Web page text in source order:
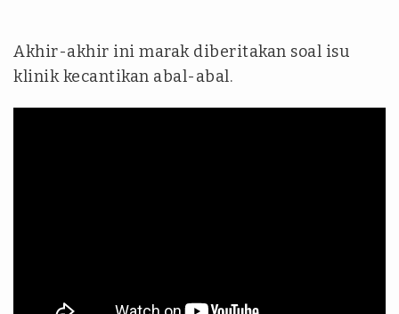
Akhir-akhir ini marak diberitakan soal isu
klinik kecantikan abal-abal.